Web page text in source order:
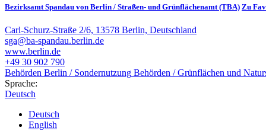
Bezirksamt Spandau von Berlin / Straßen- und Grünflächenamt (TBA) Zu
Carl-Schurz-Straße 2/6, 13578 Berlin, Deutschland
sga@ba-spandau.berlin.de
www.berlin.de
+49 30 902 790
Behörden Berlin / Sondernutzung Behörden / Grünflächen und
Sprache:
Deutsch
Deutsch
English